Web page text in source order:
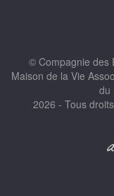
© Compagnie des
Maison de la Vie
du
2026 - Tous